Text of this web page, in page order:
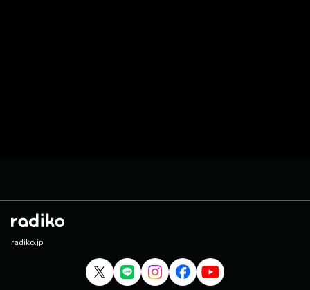
radiko.jp